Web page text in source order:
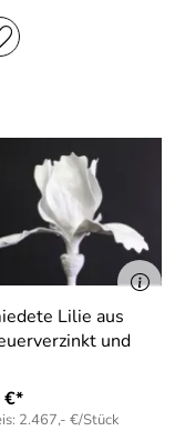
Lilie aus
und
€*
2.467,- €/Stück